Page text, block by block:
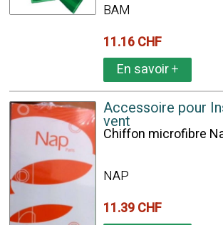
BAM
11.16 CHF
En savoir+
Accessoire pour
vent
Chiffon microfibre
NAP
11.39 CHF